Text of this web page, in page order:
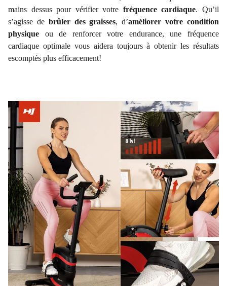
mains dessus pour vérifier votre fréquence cardiaque. Qu’il
s’agisse de brûler des graisses, d’améliorer votre condition
physique ou de renforcer votre endurance, une fréquence
cardiaque optimale vous aidera toujours à obtenir les résultats
escomptés plus efficacement!